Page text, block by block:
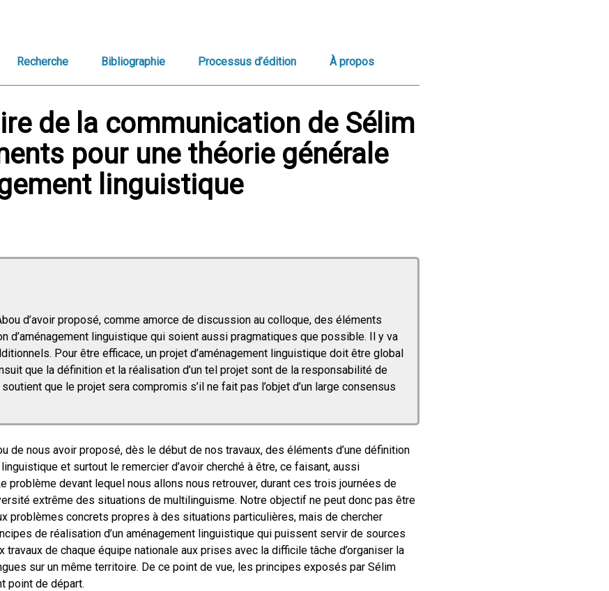
Recherche Bibliographie Processus d’édition À propos
de la communication de Sélim
pour une théorie générale
linguistique
d’avoir proposé, comme amorce de discussion au colloque, des éléments
d’aménagement linguistique qui soient aussi pragmatiques que possible. Il y va
Pour être efficace, un projet d’aménagement linguistique doit être global
que la définition et la réalisation d’un tel projet sont de la responsabilité de
soutient que le projet sera compromis s’il ne fait pas l’objet d’un large consensus
de nous avoir proposé, dès le début de nos travaux, des éléments d’une définition
et surtout le remercier d’avoir cherché à être, ce faisant, aussi
problème devant lequel nous allons nous retrouver, durant ces trois journées de
extrême des situations de multilinguisme. Notre objectif ne peut donc pas être
problèmes concrets propres à des situations particulières, mais de chercher
de réalisation d’un aménagement linguistique qui puissent servir de sources
travaux de chaque équipe nationale aux prises avec la difficile tâche d’organiser la
sur un même territoire. De ce point de vue, les principes exposés par Sélim
point de départ.